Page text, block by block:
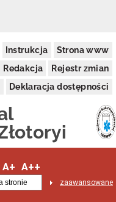
Instrukcja
Strona www
Redakcja
Rejestr zmian
Deklaracja dostępności
A+ A++
zaawansowane